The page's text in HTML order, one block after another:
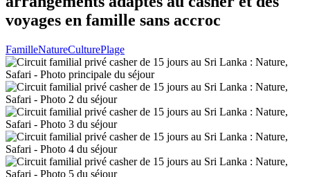
voyages en famille sans accroc
FamilleNatureCulturePlage